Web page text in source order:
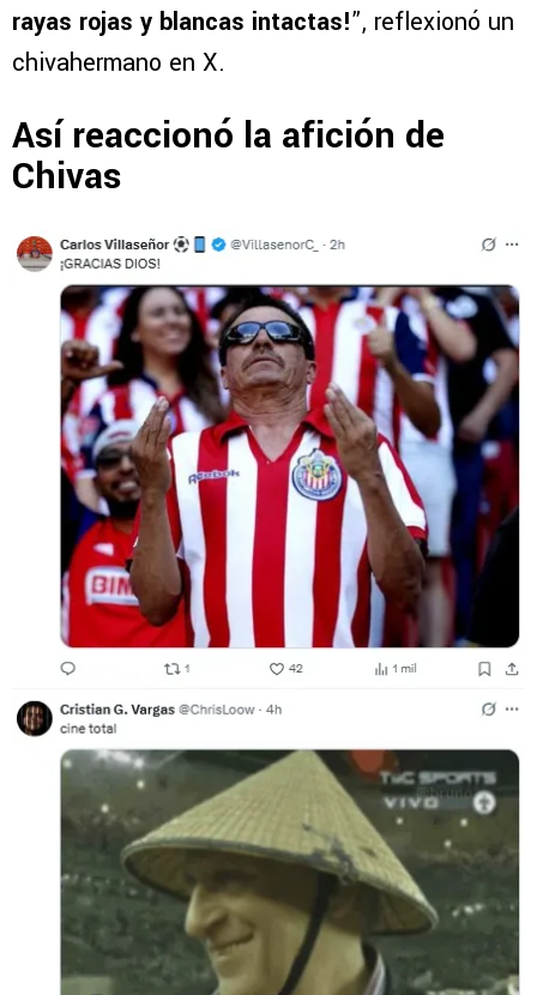
rayas rojas y blancas intactas!”, reflexionó un
chivahermano en X.
Así reaccionó la afición de
Chivas